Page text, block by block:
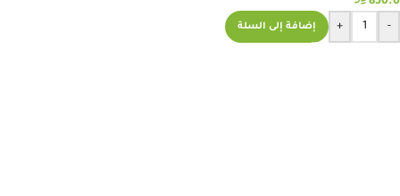
-
+ إضافة إلى السلة